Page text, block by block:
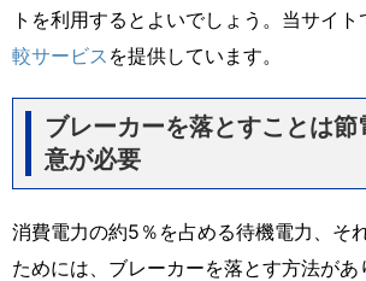
トを利用するとよいでしょう。当サイト
較サービス を提供しています。
ブレーカーを落とすことは
意が必要
消費電力の約5％を占める待機電力、そ
ためには、ブレーカーを落とす方法が